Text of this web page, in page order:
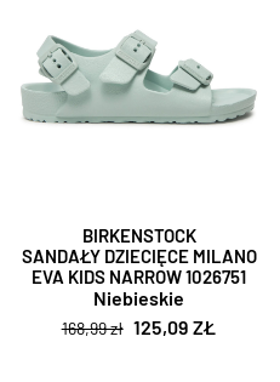
BIRKENSTOCK
SANDAŁY DZIECIĘCE MILANO
EVA KIDS NARROW 1026751
Niebieskie
168,99 zł 125,09 ZŁ